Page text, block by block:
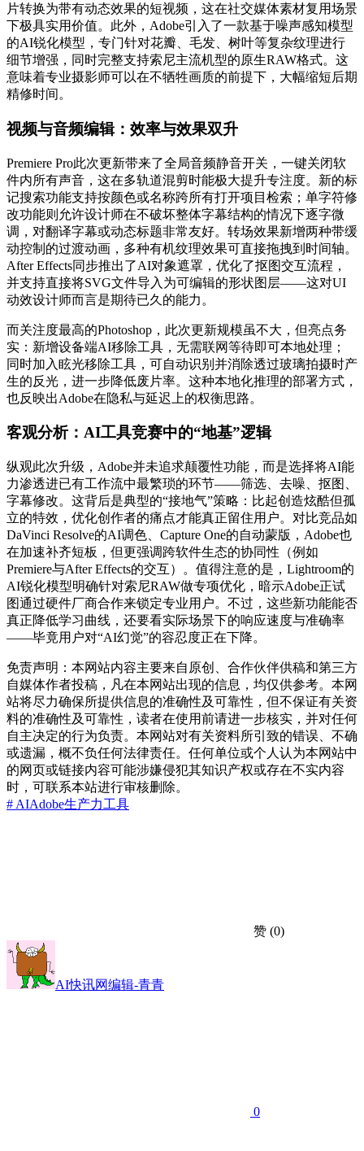
片转换为带有动态效果的短视频，这在社交媒体素材复用场景
下极具实用价值。此外，Adobe引入了一款基于噪声感知模型
的AI锐化模型，专门针对花瓣、毛发、树叶等复杂纹理进行
细节增强，同时完整支持索尼主流机型的原生RAW格式。这
意味着专业摄影师可以在不牺牲画质的前提下，大幅缩短后期
精修时间。
视频与音频编辑：效率与效果双升
Premiere Pro此次更新带来了全局音频静音开关，一键关闭软
件内所有声音，这在多轨道混剪时能极大提升专注度。新的标
记搜索功能支持按颜色或名称跨所有打开项目检索；单字符修
改功能则允许设计师在不破坏整体字幕结构的情况下逐字微
调，对翻译字幕或动态标题非常友好。转场效果新增两种带缓
动控制的过渡动画，多种有机纹理效果可直接拖拽到时间轴。
After Effects同步推出了AI对象遮罩，优化了抠图交互流程，
并支持直接将SVG文件导入为可编辑的形状图层——这对UI
动效设计师而言是期待已久的能力。
而关注度最高的Photoshop，此次更新规模虽不大，但亮点务
实：新增设备端AI移除工具，无需联网等待即可本地处理；
同时加入眩光移除工具，可自动识别并消除透过玻璃拍摄时产
生的反光，进一步降低废片率。这种本地化推理的部署方式，
也反映出Adobe在隐私与延迟上的权衡思路。
客观分析：AI工具竞赛中的“地基”逻辑
纵观此次升级，Adobe并未追求颠覆性功能，而是选择将AI能
力渗透进已有工作流中最繁琐的环节——筛选、去噪、抠图、
字幕修改。这背后是典型的“接地气”策略：比起创造炫酷但孤
立的特效，优化创作者的痛点才能真正留住用户。对比竞品如
DaVinci Resolve的AI调色、Capture One的自动蒙版，Adobe也
在加速补齐短板，但更强调跨软件生态的协同性（例如
Premiere与After Effects的交互）。值得注意的是，Lightroom的
AI锐化模型明确针对索尼RAW做专项优化，暗示Adobe正试
图通过硬件厂商合作来锁定专业用户。不过，这些新功能能否
真正降低学习曲线，还要看实际场景下的响应速度与准确率
——毕竟用户对“AI幻觉”的容忍度正在下降。
免责声明：本网站内容主要来自原创、合作伙伴供稿和第三方
自媒体作者投稿，凡在本网站出现的信息，均仅供参考。本网
站将尽力确保所提供信息的准确性及可靠性，但不保证有关资
料的准确性及可靠性，读者在使用前请进一步核实，并对任何
自主决定的行为负责。本网站对有关资料所引致的错误、不确
或遗漏，概不负任何法律责任。任何单位或个人认为本网站中
的网页或链接内容可能涉嫌侵犯其知识产权或存在不实内容
时，可联系本站进行审核删除。
# AIAdobe生产力工具
赞 (0)
AI快讯网编辑-青青
0